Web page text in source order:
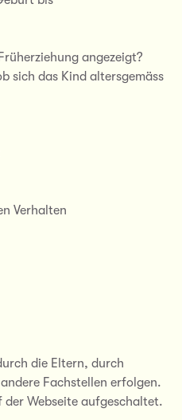
angezeigt?
sich das Kind altersgemäss
Verhalten
die Eltern, durch
Fachstellen erfolgen.
Webseite aufgeschaltet.